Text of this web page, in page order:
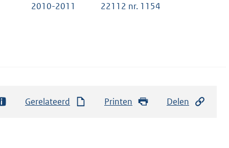
2010-2011 22112 nr. 1154
Gerelateerd Printen Delen